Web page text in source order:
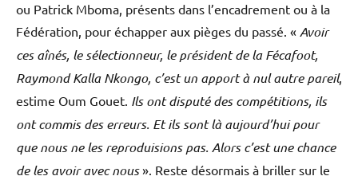
ou Patrick Mboma, présents dans l’encadrement ou à la
Fédération, pour échapper aux pièges du passé. « Avoir
ces aînés, le sélectionneur, le président de la Fécafoot,
Raymond Kalla Nkongo, c’est un apport à nul autre pareil,
estime Oum Gouet. Ils ont disputé des compétitions, ils
ont commis des erreurs. Et ils sont là aujourd’hui pour
que nous ne les reproduisions pas. Alors c’est une chance
de les avoir avec nous». Reste désormais à briller sur le